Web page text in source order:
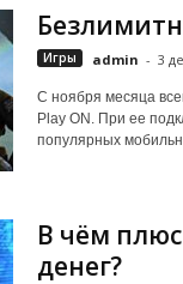
Игры admin - 3
С ноября месяца
Play ON. При ее
популярных
В чём
денег?